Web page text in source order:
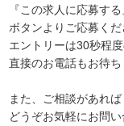
『この求人に応募する
ボタンよりご応募くだ
エントリーは30秒程
直接のお電話もお待ち
また、ご相談があれば
どうぞお気軽にお問い